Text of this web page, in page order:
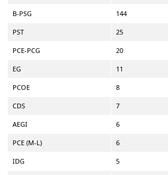
B-PSG 144
PST 25
PCE-PCG 20
EG 11
PCOE 8
CDS 7
AEGI 6
PCE (M-L) 6
IDG 5